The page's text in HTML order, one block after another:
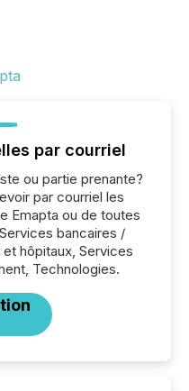
par courriel
ou partie prenante?
par courriel les
Emapta ou de toutes
bancaires /
hôpitaux, Services
Technologies.